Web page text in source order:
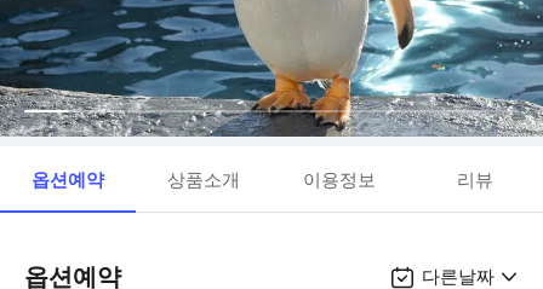
옵션예약 상품소개 이용정보 리뷰
옵션예약 다른날짜